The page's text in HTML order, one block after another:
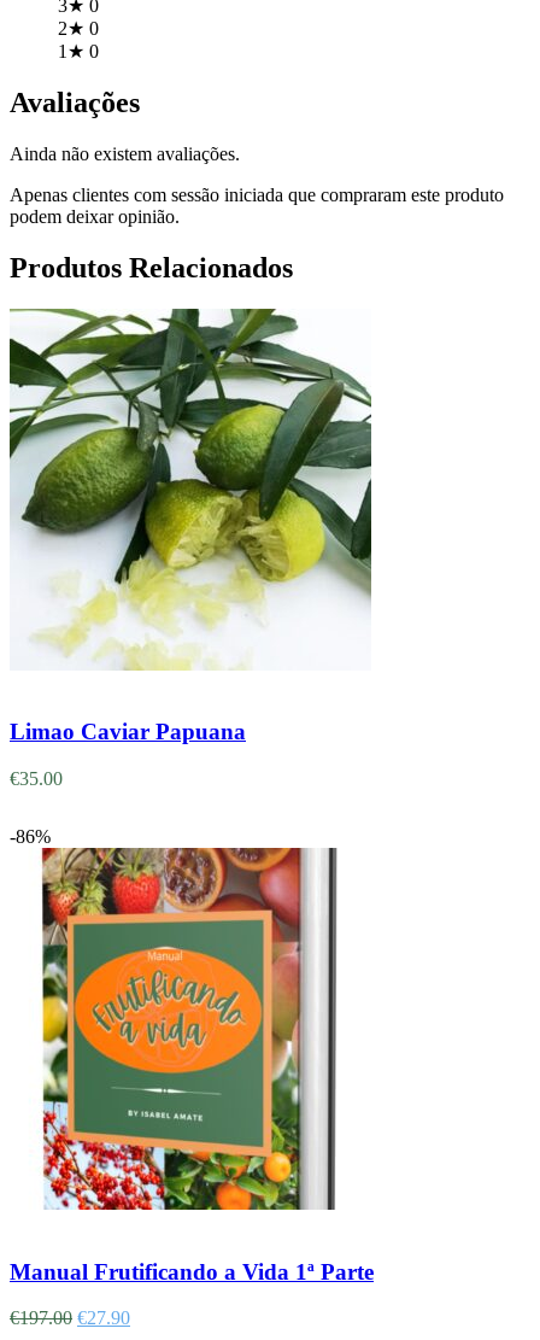
3★ 0
2★ 0
1★ 0
Avaliações
Ainda não existem avaliações.
Apenas clientes com sessão iniciada que compraram este produto
podem deixar opinião.
Produtos Relacionados
Limao Caviar Papuana
€35.00
-86%
Manual Frutificando a Vida 1ª Parte
€197.00 €27.90